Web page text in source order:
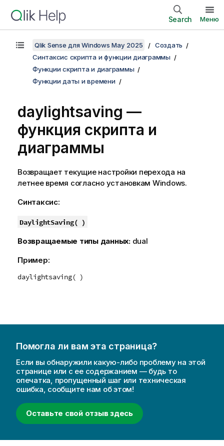
Search Меню
Qlik Sense для Windows May 2025
Создать
Синтаксис скрипта и функции диаграммы
Функции скрипта и диаграммы
Функции даты и времени
daylightsaving —
функция скриптa и
диаграммы
Возвращает текущие настройки перехода на
летнее время согласно установкам Windows.
Синтаксис:
DaylightSaving( )
Возвращаемые типы данных: dual
Пример:
daylightsaving( )
Помогла ли вам эта страница?
Если вы обнаружили какую-либо проблему на этой
странице или с ее содержанием — будь то
опечатка, пропущенный шаг или техническая
ошибка, сообщите нам об этом!
Оставьте свой отзыв здесь